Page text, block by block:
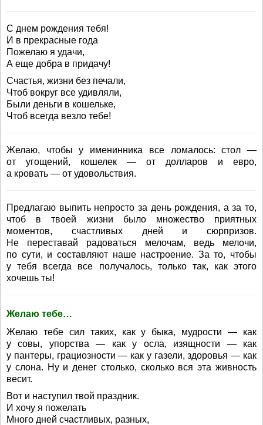
С днем рождения тебя!
И в прекрасные года
Пожелаю я удачи,
А еще добра в придачу!
Счастья, жизни без печали,
Чтоб вокруг все удивляли,
Были деньги в кошельке,
Чтоб всегда везло тебе!
Желаю, чтобы у именинника все ломалось: стол —
от угощений, кошелек — от долларов и евро,
а кровать — от удовольствия.
Предлагаю выпить непросто за день рождения, а за то,
чтоб в твоей жизни было множество приятных
моментов, счастливых дней и сюрпризов.
Не переставай радоваться мелочам, ведь мелочи,
по сути, и составляют наше настроение. За то, чтобы
у тебя всегда все получалось, только так, как этого
хочешь ты!
Желаю тебе…
Желаю тебе сил таких, как у быка, мудрости — как
у совы, упорства — как у осла, изящности — как
у пантеры, грациозности — как у газели, здоровья — как
у слона. Ну и денег столько, сколько вся эта живность
весит.
Вот и наступил твой праздник.
И хочу я пожелать
Много дней счастливых, разных,